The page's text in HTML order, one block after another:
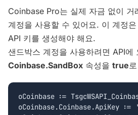
Coinbase Pro는 실제 자금 없이 거
계정을 사용할 수 있어요. 이 계정
API 키를 생성해야 해요.
샌드박스 계정을 사용하려면 API에
Coinbase.SandBox 속성을 true
oCoinbase :=
oCoinbase.Coinbase.ApiKey